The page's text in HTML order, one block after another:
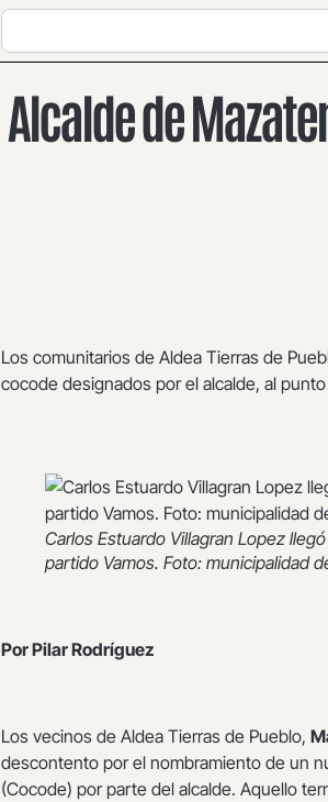
Alcalde de
Los comunitarios de Aldea Tierras de
cocode designados por el alcalde, al
Carlos Estuardo Villagran Lopez
partido Vamos. Foto: municipalidad
Por Pilar Rodríguez
Los vecinos de Aldea Tierras de Pueblo,
descontento por el nombramiento de un
(Cocode) por parte del alcalde. Aquello